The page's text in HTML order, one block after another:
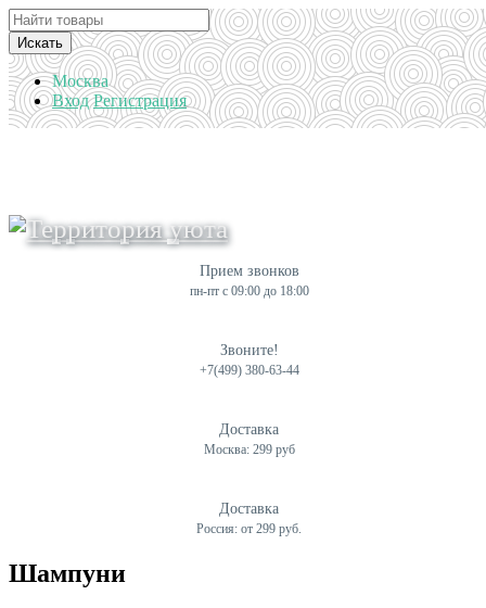
Искать
Москва
Вход Регистрация
Прием звонков
пн-пт с 09:00 до 18:00
Звоните!
+7(499) 380-63-44
Доставка
Москва: 299 руб
Доставка
Россия: от 299 руб.
Шампуни